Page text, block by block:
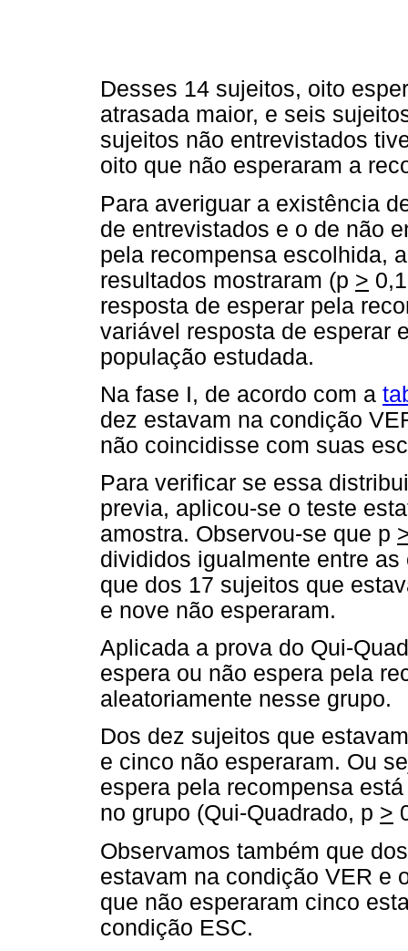
Desses 14 sujeitos, oito
atrasada maior, e seis
sujeitos não entrevistados
oito que não esperaram a
Para averiguar a existência
de entrevistados e o de não
pela recompensa escolhida,
resultados mostraram (p >
resposta de esperar pela
variável resposta de esperar
população estudada.
Na fase I, de acordo com a
dez estavam na condição
não coincidisse com suas
Para verificar se essa
previa, aplicou-se o teste
amostra. Observou-se que p
divididos igualmente entre
que dos 17 sujeitos que
e nove não esperaram.
Aplicada a prova do Qui-
espera ou não espera pela
aleatoriamente nesse grupo.
Dos dez sujeitos que
e cinco não esperaram. Ou
espera pela recompensa
no grupo (Qui-Quadrado, p >
Observamos também que
estavam na condição VER e
que não esperaram cinco
condição ESC.